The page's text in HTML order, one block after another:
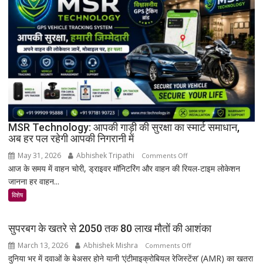
अनमोल
खजाना,
375
वर्ष
पुरानी
तालपत्र
पांडुलिपि
सहित
38
दुर्लभ
MSR Technology: आपकी गाड़ी की सुरक्षा का स्मार्ट समाधान,
अब हर पल रहेगी आपकी निगरानी में
May 31, 2026 Abhishek Tripathi Comments Offon
MSR
सुरक्षा
का
स्मार्ट
आज के समय में वाहन चोरी, ड्राइवर मॉनिटरिंग और वाहन की रियल-टाइम लोकेशन
जानना हर वाहन...
विशेष
सुपरबग के खतरे से 2050 तक 80 लाख मौतों की आशंका
March 13, 2026 Abhishek Mishra Comments Offon
सुपरबग
दुनिया भर में दवाओं के बेअसर होने यानी ‘एंटीमाइक्रोबियल रेजिस्टेंस’ (AMR) का खतरा